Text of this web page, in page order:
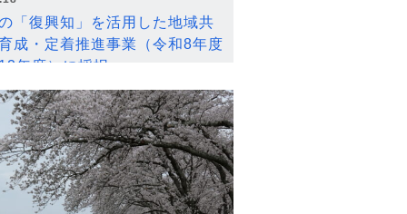
「復興知」を活用した地域共
成・定着推進事業（令和8年度
年度）に採択